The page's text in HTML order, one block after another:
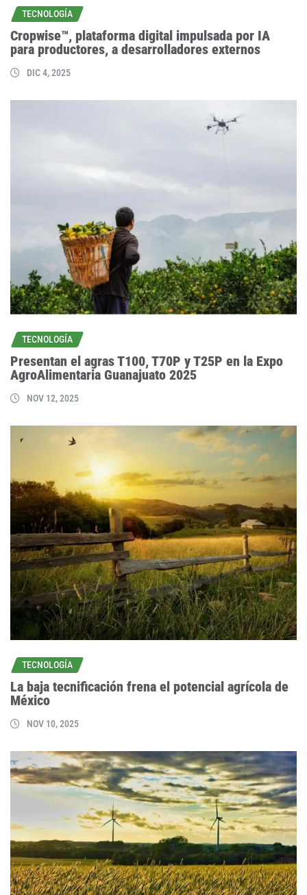
TECNOLOGÍA
Cropwise™, plataforma digital impulsada por IA
para productores, a desarrolladores externos
DIC 4, 2025
TECNOLOGÍA
Presentan el agras T100, T70P y T25P en la Expo
AgroAlimentaria Guanajuato 2025
NOV 12, 2025
TECNOLOGÍA
La baja tecnificación frena el potencial agrícola de
México
NOV 10, 2025